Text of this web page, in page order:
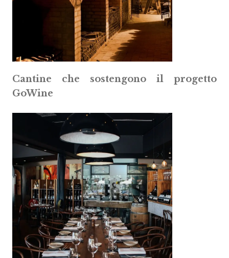
Cantine che sostengono il progetto
GoWine